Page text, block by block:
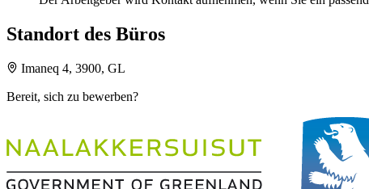
Standort des Büros
Imaneq 4, 3900, GL
Bereit, sich zu bewerben?